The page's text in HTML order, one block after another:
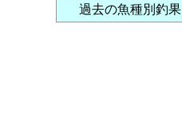
過去の魚種別釣果